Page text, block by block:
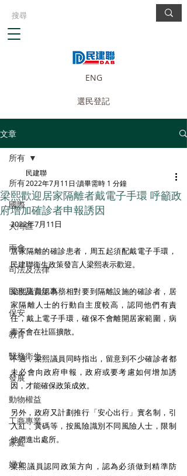
ENG
選民登記
文章
所有
國際
大灣區
兩會
司法及法律
民政及青年事務
保安
教育
醫務衛生
發展
動物權益
工商專業
家庭
婦女
所有
梁熙歡迎居家隔離者戴電子手環 呼籲政
府增加確診者申報誘因
民建聯
2022年7月11日 讀畢需時 1 分鐘
2022年7月11日
居家隔離的確診患者，周五起須配戴電子手環，
民建聯衞生政策發言人梁熙表示歡迎。
梁熙議員認為，相對要到隔離設施的確診者，居
家隔離人士的行動自主度較高，認同他們有責
任，戴上電子手環，確保不會離開居家範圍，病
毒不會在社區擴散。
不過，梁熙議員同時指出，留意到不少確診者都
未必會向政府申報，政府或要考慮如何增加誘
因，才能確保政策成效。
另外，政府又計劃推行「安心出行」實名制，引
入紅﹑黃碼等，按風險識別不同風險人士，限制
他們進出處所。
梁熙議員認同政策方向，認為必須做到精準防